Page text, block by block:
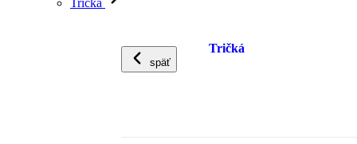
Tričká
späť
Tričká